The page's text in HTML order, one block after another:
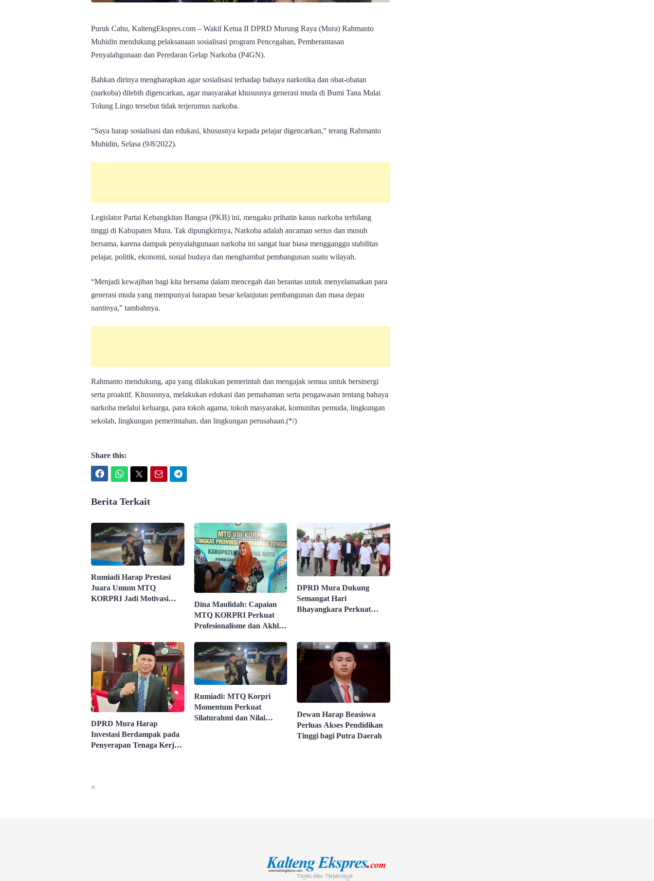
Puruk Cahu, KaltengEkspres.com – Wakil Ketua II DPRD Murung Raya (Mura) Rahmanto
Muhidin mendukung pelaksanaan sosialisasi program Pencegahan, Pemberantasan
Penyalahgunaan dan Peredaran Gelap Narkoba (P4GN).
Bahkan dirinya mengharapkan agar sosialisasi terhadap bahaya narkotika dan obat-obatan
(narkoba) dilebih digencarkan, agar masyarakat khususnya generasi muda di Bumi Tana Malai
Tolung Lingo tersebut tidak terjerumus narkoba.
“Saya harap sosialisasi dan edukasi, khususnya kepada pelajar digencarkan,” terang Rahmanto
Muhidin, Selasa (9/8/2022).
Legislator Partai Kebangkitan Bangsa (PKB) ini, mengaku prihatin kasus narkoba terbilang
tinggi di Kabupaten Mura. Tak dipungkirinya, Narkoba adalah ancaman serius dan musuh
bersama, karena dampak penyalahgunaan narkoba ini sangat luar biasa mengganggu stabilitas
pelajar, politik, ekonomi, sosial budaya dan menghambat pembangunan suatu wilayah.
“Menjadi kewajiban bagi kita bersama dalam mencegah dan berantas untuk menyelamatkan para
generasi muda yang mempunyai harapan besar kelanjutan pembangunan dan masa depan
nantinya,” tambahnya.
Rahmanto mendukung, apa yang dilakukan pemerintah dan mengajak semua untuk bersinergi
serta proaktif. Khususnya, melakukan edukasi dan pemahaman serta pengawasan tentang bahaya
narkoba melalui keluarga, para tokoh agama, tokoh masyarakat, komunitas pemuda, lingkungan
sekolah, lingkungan pemerintahan, dan lingkungan perusahaan.(*/)
Share this:
Berita Terkait
Rumiadi Harap Prestasi
Juara Umum MTQ
KORPRI Jadi Motivasi
Dina Maulidah: Capaian
MTQ KORPRI Perkuat
Profesionalisme dan Akhlak
DPRD Mura Dukung
Semangat Hari
Bhayangkara Perkuat
DPRD Mura Harap
Investasi Berdampak pada
Penyerapan Tenaga Kerja
Rumiadi: MTQ Korpri
Momentum Perkuat
Silaturahmi dan Nilai
Dewan Harap Beasiswa
Perluas Akses Pendidikan
Tinggi bagi Putra Daerah
<